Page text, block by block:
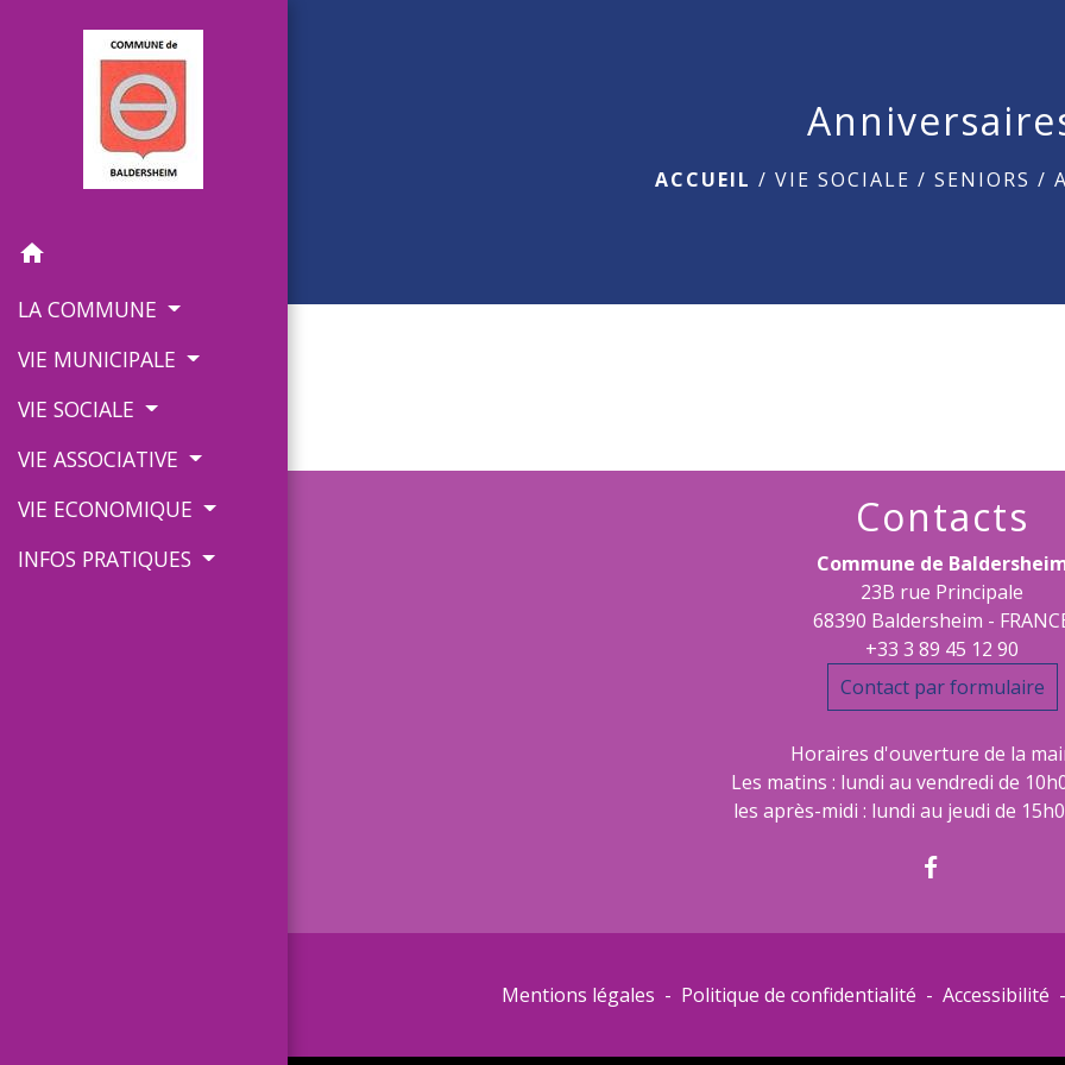
home
LA COMMUNE
VIE MUNICIPALE
VIE SOCIALE
VIE ASSOCIATIVE
VIE ECONOMIQUE
INFOS PRATIQUES
ACCUEIL / VIE SOCIALE / SENIORS /
Contacts
Commune de
23B rue Principale
68390 Baldersheim -
+33 3 89 45 12 90
Contact par formulaire
Horaires d'ouverture de la
Les matins : lundi au vendredi de
les après-midi : lundi au jeudi de
Mentions légales - Politique de confidentialité - Accessibilité -